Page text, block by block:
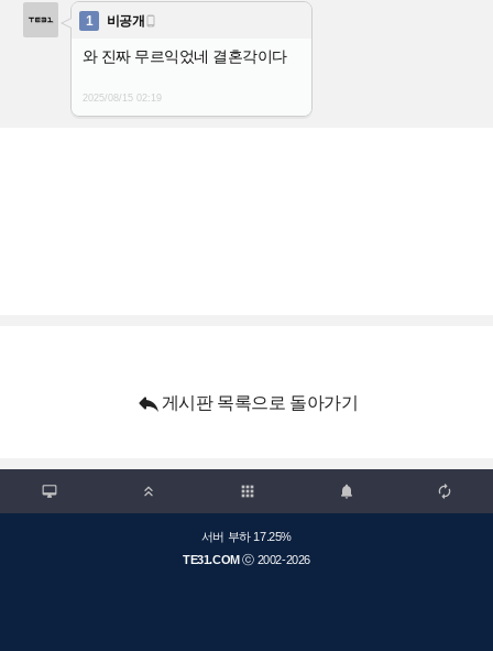
1 비공개 
와 진짜 무르익었네 결혼각이다
2025/08/1502:19
 게시판 목록으로 돌아가기
  apps  
서버 부하 17.25%
TE31.COMⓒ 2002-2026